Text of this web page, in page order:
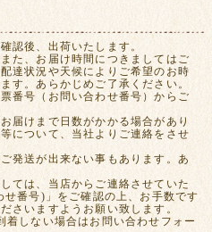
認後、出荷いたします。
た、お届け時間につきましてはご
達状況や天候によりご希望のお時
す。あらかじめご了承ください。
番号（お問い合わせ番号）からご
届けまで日数がかかる場合があり
について、当社よりご連絡をさせ
発送が出来ない事もあります。あ
ては、当店からご連絡させていた
番号)」をご確認の上、お手数です
さいますようお願い致します。
着しない場合はお問い合わせフォー